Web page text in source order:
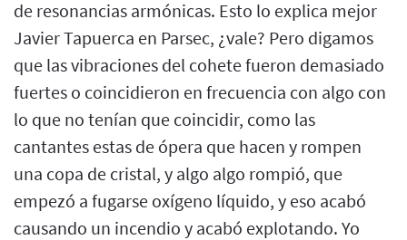
de resonancias armónicas. Esto lo explica mejor
Javier Tapuerca en Parsec, ¿vale? Pero digamos
que las vibraciones del cohete fueron demasiado
fuertes o coincidieron en frecuencia con algo con
lo que no tenían que coincidir, como las
cantantes estas de ópera que hacen y rompen
una copa de cristal, y algo algo rompió, que
empezó a fugarse oxígeno líquido, y eso acabó
causando un incendio y acabó explotando. Yo